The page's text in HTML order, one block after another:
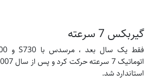
گیربکس 7 سرعته
استاندارد شد.